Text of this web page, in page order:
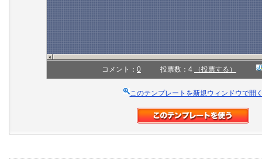
コメント： 0 投票数：4 （投票する）
このテンプレートを新規ウィンドウで開